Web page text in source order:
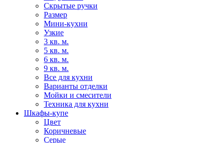
Скрытые ручки
Размер
Мини-кухни
Узкие
3 кв. м.
5 кв. м.
6 кв. м.
9 кв. м.
Все для кухни
Варианты отделки
Мойки и смесители
Техника для кухни
Шкафы-купе
Цвет
Коричневые
Серые